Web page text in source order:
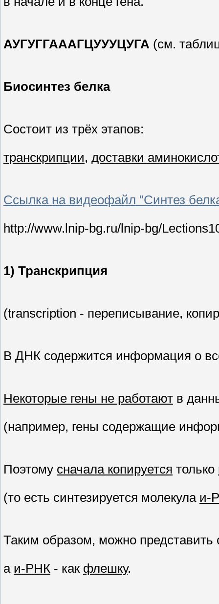
АУГУГГАААГЦУУУЦУГА (см.
Биосинтез белка
Состоит из трёх этапов:
транскрипции, доставки
Ссылка на видеофайл "Синтез
http://www.lnip-bg.ru/lnip-bg/
1) Транскрипция
(transcription - переписывание,
В ДНК содержится информация о
Некоторые гены не работают в
(например, гены содержащие
Поэтому сначала копируется только
(то есть синтезируется молекула и-
Таким образом, можно представить
а и-РНК - как флешку.